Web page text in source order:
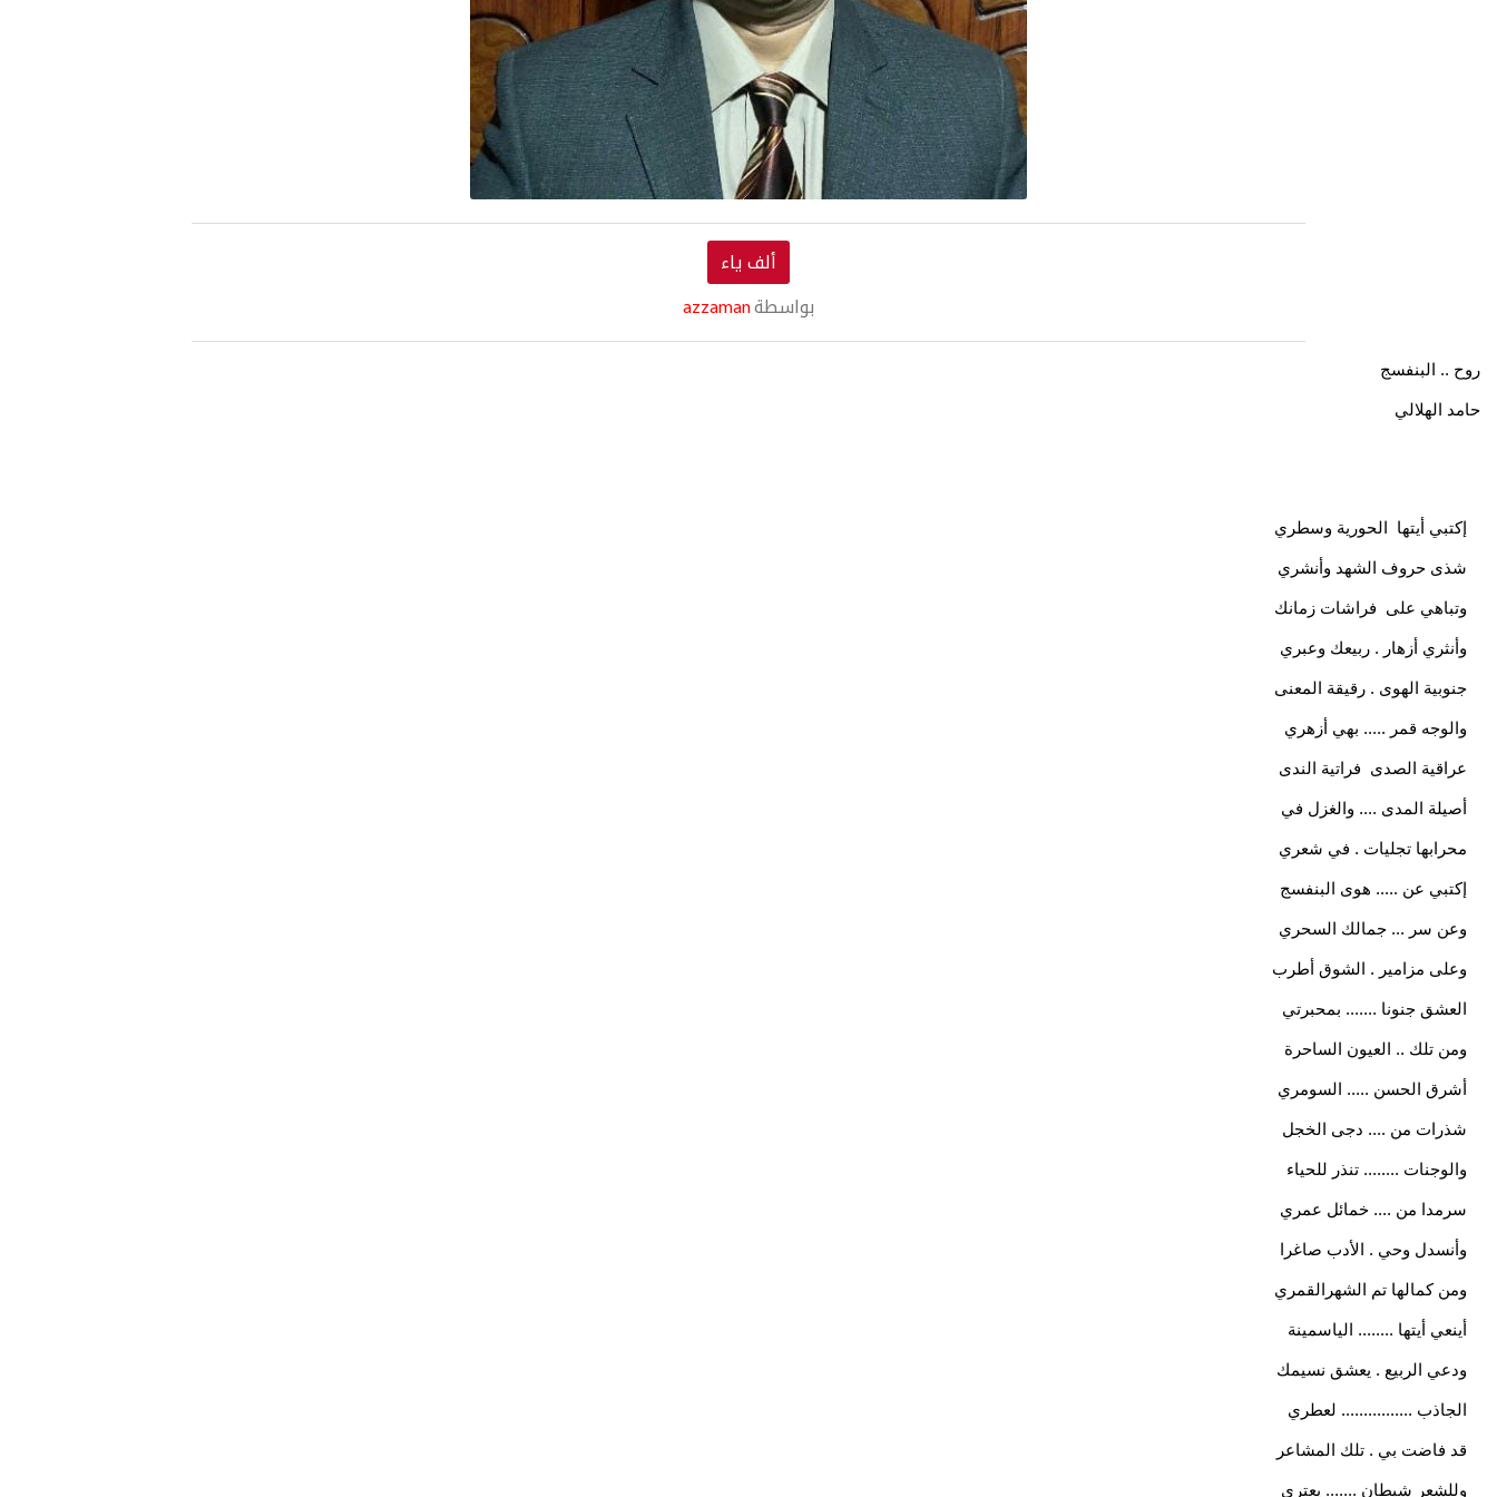
ألف ياء
بواسطةazzaman
روح .. البنفسج
حامد الهلالي
إكتبي أيتها الحورية وسطري
شذى حروف الشهد وأنشري
وتباهي على فراشات زمانك
وأنثري أزهار . ربيعك وعبري
جنوبية الهوى . رقيقة المعنى
والوجه قمر ..... بهي أزهري
عراقية الصدى فراتية الندى
أصيلة المدى .... والغزل في
محرابها تجليات . في شعري
إكتبي عن ..... هوى البنفسج
وعن سر ... جمالك السحري
وعلى مزامير . الشوق أطرب
العشق جنونا ....... بمحبرتي
ومن تلك .. العيون الساحرة
أشرق الحسن ..... السومري
شذرات من .... دجى الخجل
والوجنات ........ تنذر للحياء
سرمدا من .... خمائل عمري
وأنسدل وحي . الأدب صاغرا
ومن كمالها تم الشهرالقمري
أينعي أيتها ........ الياسمينة
ودعي الربيع . يعشق نسيمك
الجاذب ................ لعطري
قد فاضت بي . تلك المشاعر
وللشعر شيطان ....... يعتري